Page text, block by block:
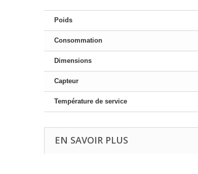
Poids
Consommation
Dimensions
Capteur
Température de service
EN SAVOIR PLUS